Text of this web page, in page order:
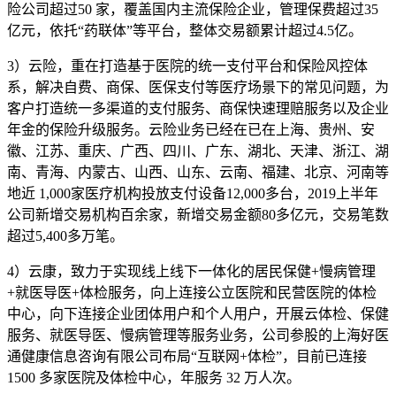
险公司超过50 家，覆盖国内主流保险企业，管理保费超过35
亿元，依托“药联体”等平台，整体交易额累计超过4.5亿。
3）云险，重在打造基于医院的统一支付平台和保险风控体
系，解决自费、商保、医保支付等医疗场景下的常见问题，为
客户打造统一多渠道的支付服务、商保快速理赔服务以及企业
年金的保险升级服务。云险业务已经在已在上海、贵州、安
徽、江苏、重庆、广西、四川、广东、湖北、天津、浙江、湖
南、青海、内蒙古、山西、山东、云南、福建、北京、河南等
地近 1,000家医疗机构投放支付设备12,000多台，2019上半年
公司新增交易机构百余家，新增交易金额80多亿元，交易笔数
超过5,400多万笔。
4）云康，致力于实现线上线下一体化的居民保健+慢病管理
+就医导医+体检服务，向上连接公立医院和民营医院的体检
中心，向下连接企业团体用户和个人用户，开展云体检、保健
服务、就医导医、慢病管理等服务业务，公司参股的上海好医
通健康信息咨询有限公司布局“互联网+体检”，目前已连接
1500 多家医院及体检中心，年服务 32 万人次。